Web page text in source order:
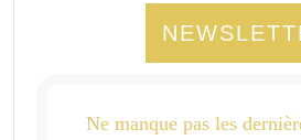
Ne manque pas les